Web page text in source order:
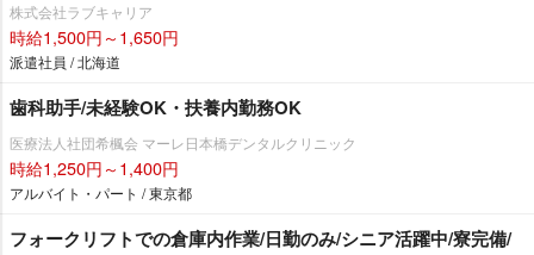
株式会社ラブキャリア
時給1,500円～1,650円
派遣社員 / 北海道
歯科助手/未経験OK・扶養内勤務OK
医療法人社団希楓会 マーレ日本橋デンタルクリニック
時給1,250円～1,400円
アルバイト・パート / 東京都
フォークリフトでの倉庫内作業/日勤のみ/シニア活躍中/寮完備/